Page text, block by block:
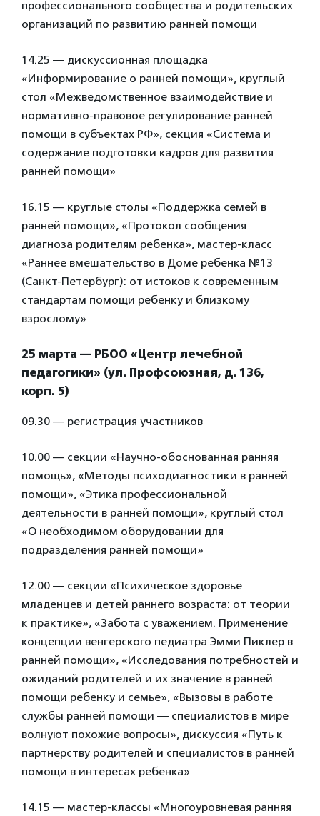
профессионального сообщества и родительских
организаций по развитию ранней помощи
14.25 — дискуссионная площадка
«Информирование о ранней помощи», круглый
стол «Межведомственное взаимодействие и
нормативно-правовое регулирование ранней
помощи в субъектах РФ», секция «Система и
содержание подготовки кадров для развития
ранней помощи»
16.15 — круглые столы «Поддержка семей в
ранней помощи», «Протокол сообщения
диагноза родителям ребенка», мастер-класс
«Раннее вмешательство в Доме ребенка №13
(Санкт-Петербург): от истоков к современным
стандартам помощи ребенку и близкому
взрослому»
25 марта — РБОО «Центр лечебной
педагогики» (ул. Профсоюзная, д. 136,
корп. 5)
09.30 — регистрация участников
10.00 — секции «Научно-обоснованная ранняя
помощь», «Методы психодиагностики в ранней
помощи», «Этика профессиональной
деятельности в ранней помощи», круглый стол
«О необходимом оборудовании для
подразделения ранней помощи»
12.00 — секции «Психическое здоровье
младенцев и детей раннего возраста: от теории
к практике», «Забота с уважением. Применение
концепции венгерского педиатра Эмми Пиклер в
ранней помощи», «Исследования потребностей и
ожиданий родителей и их значение в ранней
помощи ребенку и семье», «Вызовы в работе
службы ранней помощи — специалистов в мире
волнуют похожие вопросы», дискуссия «Путь к
партнерству родителей и специалистов в ранней
помощи в интересах ребенка»
14.15 — мастер-классы «Многоуровневая ранняя